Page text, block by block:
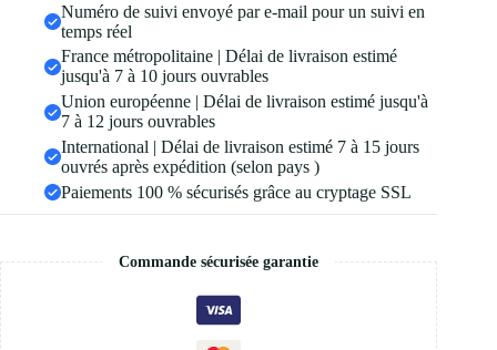
Numéro de suivi envoyé par e-mail pour un suivi en
temps réel
France métropolitaine | Délai de livraison estimé
jusqu'à 7 à 10 jours ouvrables
Union européenne | Délai de livraison estimé jusqu'à
7 à 12 jours ouvrables
International | Délai de livraison estimé 7 à 15 jours
ouvrés après expédition (selon pays )
Paiements 100 % sécurisés grâce au cryptage SSL
Commande sécurisée garantie